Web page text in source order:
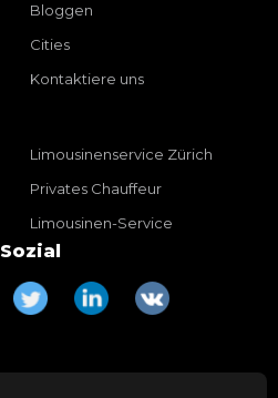
Bloggen
Cities
Kontaktiere uns
Limousinenservice Zürich
Privates Chauffeur
Limousinen-Service
Sozial